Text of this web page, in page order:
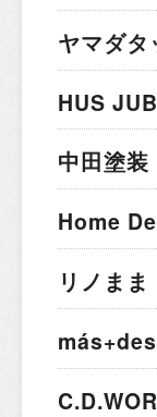
ヤマダ
HUS
中田塗
Home
リノま